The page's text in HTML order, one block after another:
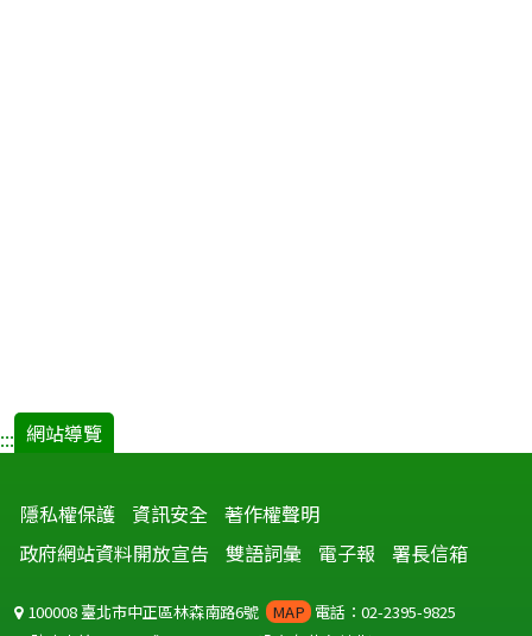
::: 網站導覽
隱私權保護 資訊安全 著作權聲明
政府網站資料開放宣告
雙語詞彙 電子報 署長信箱
100008 臺北市中正區林森南路6號 MAP 電話：02-2395-9825